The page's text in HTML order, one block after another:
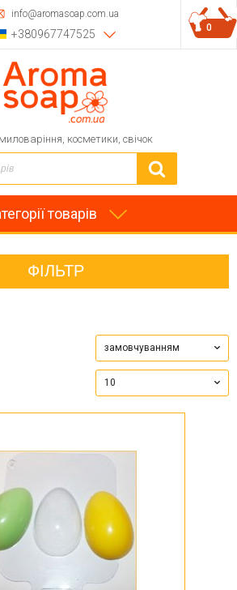
info@aromasoap.com.ua
+380967747525
косметики, свічок
0
товарів
ФІЛЬТР
замовчуванням
10